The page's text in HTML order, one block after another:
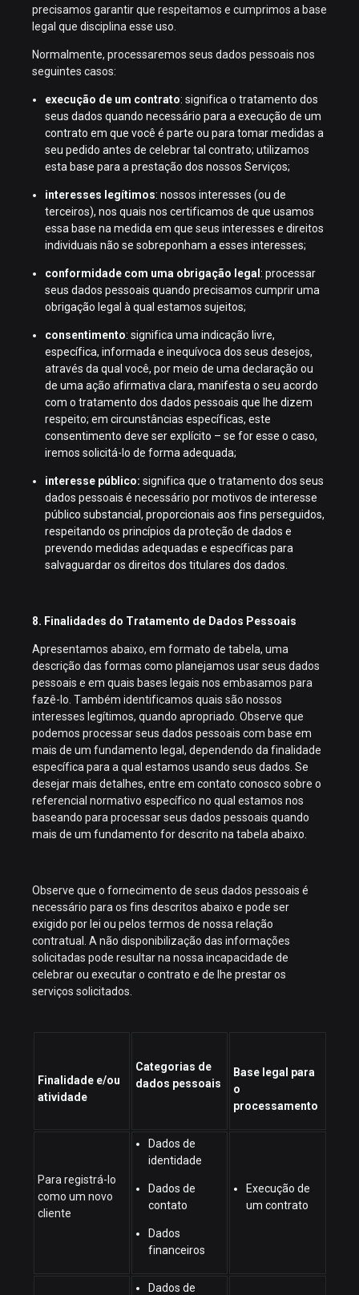
precisamos garantir que respeitamos e cumprimos a base
legal que disciplina esse uso.
Normalmente, processaremos seus dados pessoais nos
seguintes casos:
execução de um contrato: significa o tratamento dos
seus dados quando necessário para a execução de um
contrato em que você é parte ou para tomar medidas a
seu pedido antes de celebrar tal contrato; utilizamos
esta base para a prestação dos nossos Serviços;
interesses legítimos: nossos interesses (ou de
terceiros), nos quais nos certificamos de que usamos
essa base na medida em que seus interesses e direitos
individuais não se sobreponham a esses interesses;
conformidade com uma obrigação legal : processar
seus dados pessoais quando precisamos cumprir uma
obrigação legal à qual estamos sujeitos;
consentimento: significa uma indicação livre,
específica, informada e inequívoca dos seus desejos,
através da qual você, por meio de uma declaração ou
de uma ação afirmativa clara, manifesta o seu acordo
com o tratamento dos dados pessoais que lhe dizem
respeito; em circunstâncias específicas, este
consentimento deve ser explícito – se for esse o caso,
iremos solicitá-lo de forma adequada;
interesse público: significa que o tratamento dos seus
dados pessoais é necessário por motivos de interesse
público substancial, proporcionais aos fins perseguidos,
respeitando os princípios da proteção de dados e
prevendo medidas adequadas e específicas para
salvaguardar os direitos dos titulares dos dados.
8. Finalidades do Tratamento de Dados Pessoais
Apresentamos abaixo, em formato de tabela, uma
descrição das formas como planejamos usar seus dados
pessoais e em quais bases legais nos embasamos para
fazê-lo. Também identificamos quais são nossos
interesses legítimos, quando apropriado. Observe que
podemos processar seus dados pessoais com base em
mais de um fundamento legal, dependendo da finalidade
específica para a qual estamos usando seus dados. Se
desejar mais detalhes, entre em contato conosco sobre o
referencial normativo específico no qual estamos nos
baseando para processar seus dados pessoais quando
mais de um fundamento for descrito na tabela abaixo.
Observe que o fornecimento de seus dados pessoais é
necessário para os fins descritos abaixo e pode ser
exigido por lei ou pelos termos de nossa relação
contratual. A não disponibilização das informações
solicitadas pode resultar na nossa incapacidade de
celebrar ou executar o contrato e de lhe prestar os
serviços solicitados.
Finalidade e/ou
atividade
Categorias de
dados pessoais
Base legal para
o
processamento
Para registrá-lo
como um novo
cliente
Dados de
identidade
Dados de
contato
Dados
financeiros
Execução de
um contrato
Dados de